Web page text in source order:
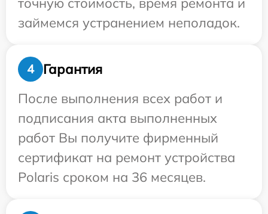
займемся устранением неполадок.
4
Гарантия
После выполнения всех работ и
подписания акта выполненных
работ Вы получите фирменный
сертификат на ремонт устройства
Polaris сроком на 36 месяцев.